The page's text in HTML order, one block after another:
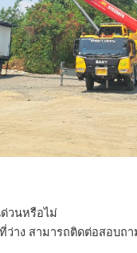
วนหรือไม่
ว่าง สามารถติดต่อสอบถ